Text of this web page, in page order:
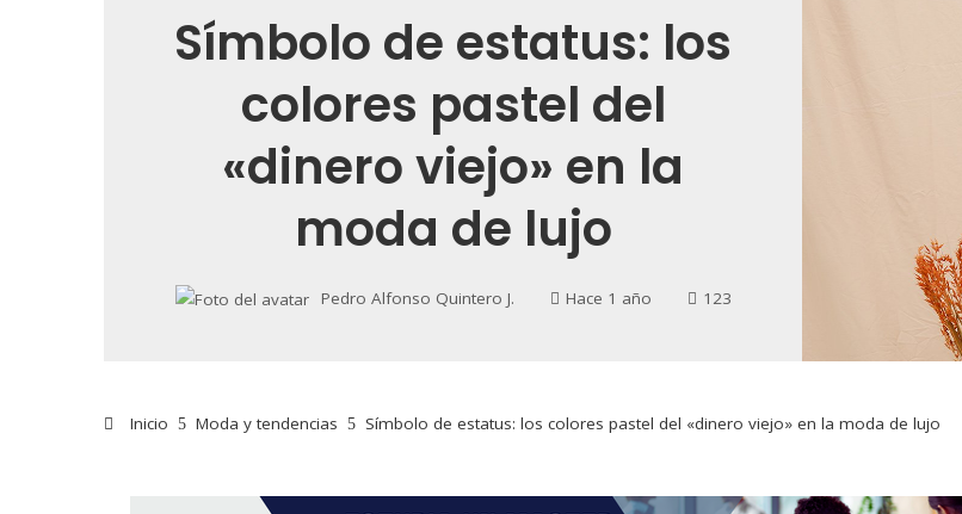
Símbolo de estatus: los
colores pastel del
«dinero viejo» en la
moda de lujo
Pedro Alfonso Quintero J. Hace 1 año 123
Inicio Moda y tendencias Símbolo de estatus: los colores pastel del «dinero viejo» en la moda de lujo